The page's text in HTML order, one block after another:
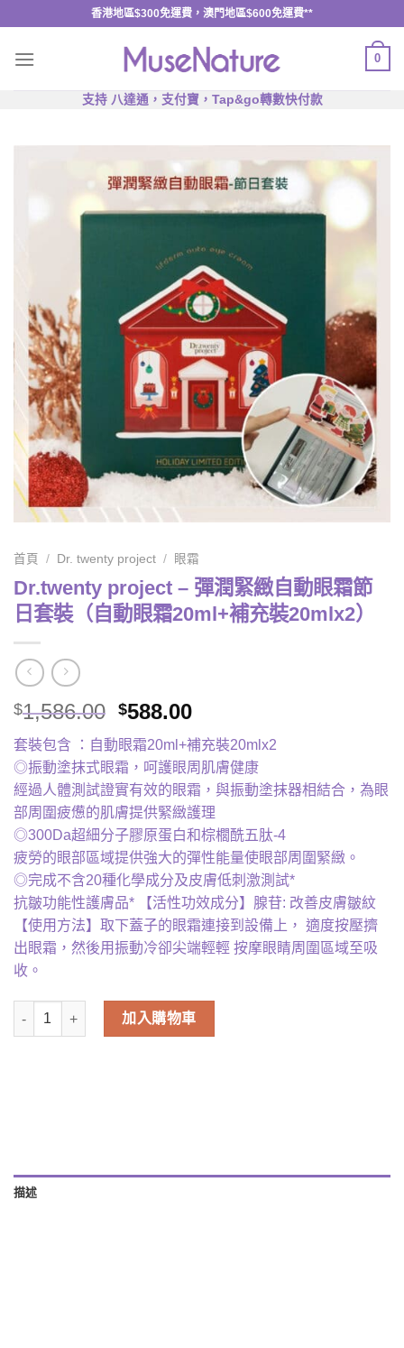
content
香港地區$300免運費，澳門地區$600免運費**
0
支持 八達通，支付寶，Tap&go轉數快付款
首頁 / Dr. twenty project / 眼霜
Dr.twenty project – 彈潤緊緻自動眼霜節
日套裝（自動眼霜20ml+補充裝20mlx2）
$1,586.00 Original
price
was:
$1,586.00.
$588.00Current
price
is:
$588.00.
套裝包含 ：自動眼霜20ml+補充裝20mlx2
◎振動塗抹式眼霜，呵護眼周肌膚健康
經過人體測試證實有效的眼霜，與振動塗抹器相結合，為眼
部周圍疲憊的肌膚提供緊緻護理
◎300Da超細分子膠原蛋白和棕櫚酰五肽-4
疲勞的眼部區域提供強大的彈性能量使眼部周圍緊緻。
◎完成不含20種化學成分及皮膚低刺激測試*
抗皺功能性護膚品* 【活性功效成分】腺苷: 改善皮膚皺紋
【使用方法】取下蓋子的眼霜連接到設備上， 適度按壓擠
出眼霜，然後用振動冷卻尖端輕輕 按摩眼睛周圍區域至吸
收。
Dr.twenty project - 彈潤緊緻自動眼霜節日套裝（自動眼霜20ml+補
加入購物車
描述